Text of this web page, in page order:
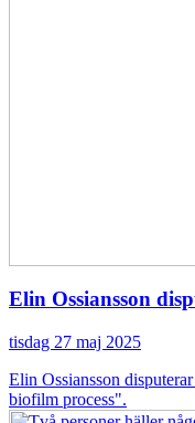
Elin Ossiansson
tisdag 27 maj 2025
Elin Ossiansson
biofilm process".